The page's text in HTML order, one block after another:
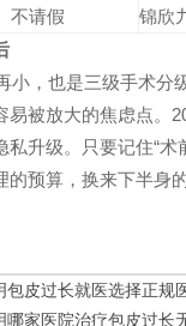
不请假
锦欣
小，也是三级手术分
易被放大的焦虑点。
私升级。只要记住“
的预算，换来下半身
包皮过长就医选择正规
哪家医院治疗包皮过长